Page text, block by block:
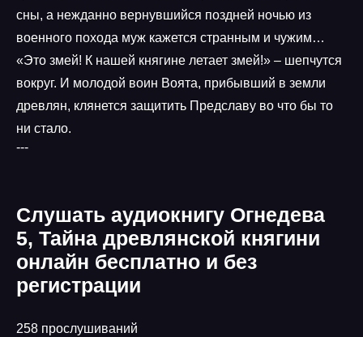
сны, а нежданно вернувшийся поздней ночью из
военного похода муж кажется странным и чужим…
«Это змей! К нашей княгине летает змей!» – шепчутся
вокруг. И молодой воин Воята, прибывший в земли
древлян, клянется защитить Предславу во что бы то
ни стало.
---
Слушать аудиокнигу Огнедева
5, Тайна древлянской княгини
онлайн бесплатно и без
регистрации
258 прослушиваний